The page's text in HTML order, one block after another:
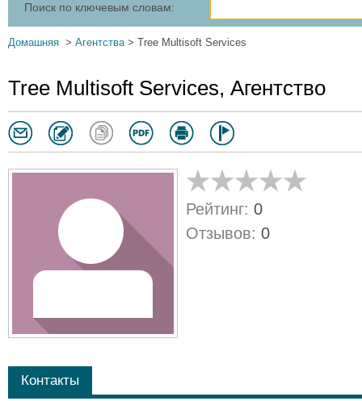
Поиск по ключевым словам:
Домашняя > Агентства> Tree Multisoft Services
Tree Multisoft Services, Агентство
Рейтинг: 0
Отзывов: 0
Контакты